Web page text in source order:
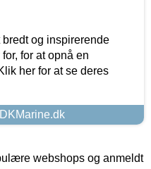
og inspirerende
for at opnå en
her for at se deres
webshops og anmeldt